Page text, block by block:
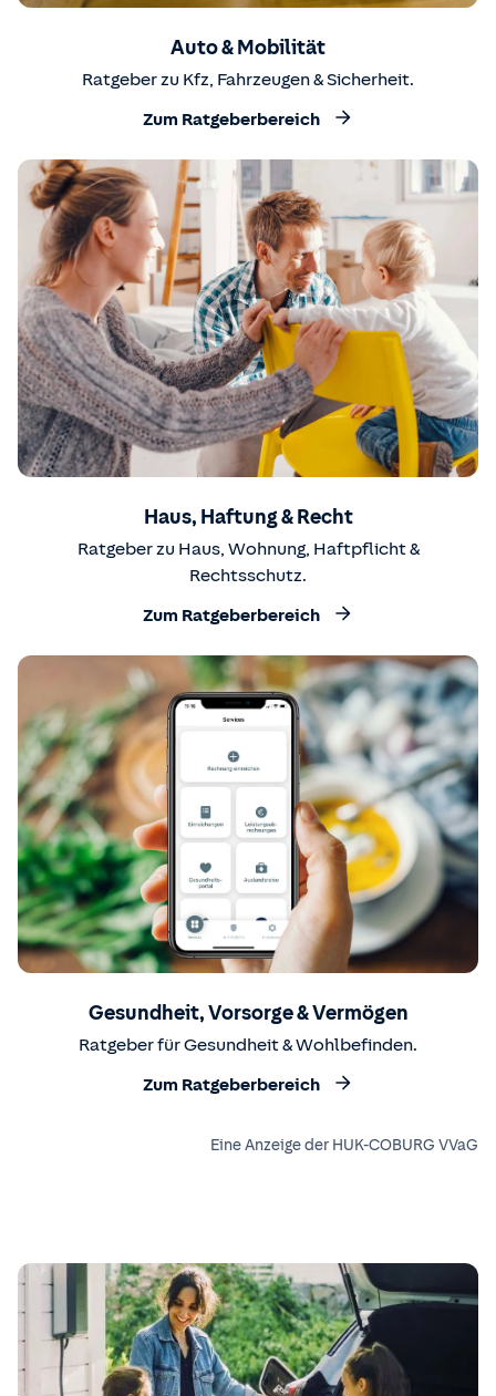
Auto & Mobilität
Ratgeber zu Kfz, Fahrzeugen & Sicherheit.
Zum Ratgeberbereich
Haus, Haftung & Recht
Ratgeber zu Haus, Wohnung, Haftpflicht &
Rechtsschutz.
Zum Ratgeberbereich
Gesundheit, Vorsorge & Vermögen
Ratgeber für Gesundheit & Wohlbefinden.
Zum Ratgeberbereich
Eine Anzeige der HUK-COBURG VVaG